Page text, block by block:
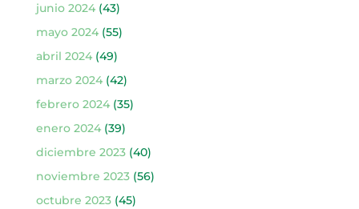
junio 2024(43)
mayo 2024(55)
abril 2024(49)
marzo 2024(42)
febrero 2024(35)
enero 2024(39)
diciembre 2023(40)
noviembre 2023(56)
octubre 2023(45)